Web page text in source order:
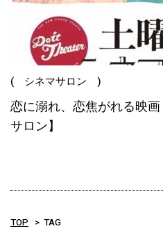
( シネマサロン )
恋に溺れ、恋焦がれる映
サロン】
TOP TAG